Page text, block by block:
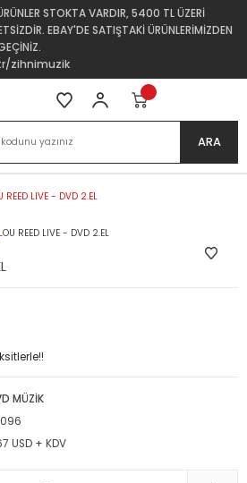
STOKTA VARDIR, 5400 TL ÜZERİ
EBAY'DE SATIŞTAKİ ÜRÜNLERİMİZDEN
zihnimuzik
ARA
REED LIVE - DVD 2.EL
MÜZİK
USD + KDV